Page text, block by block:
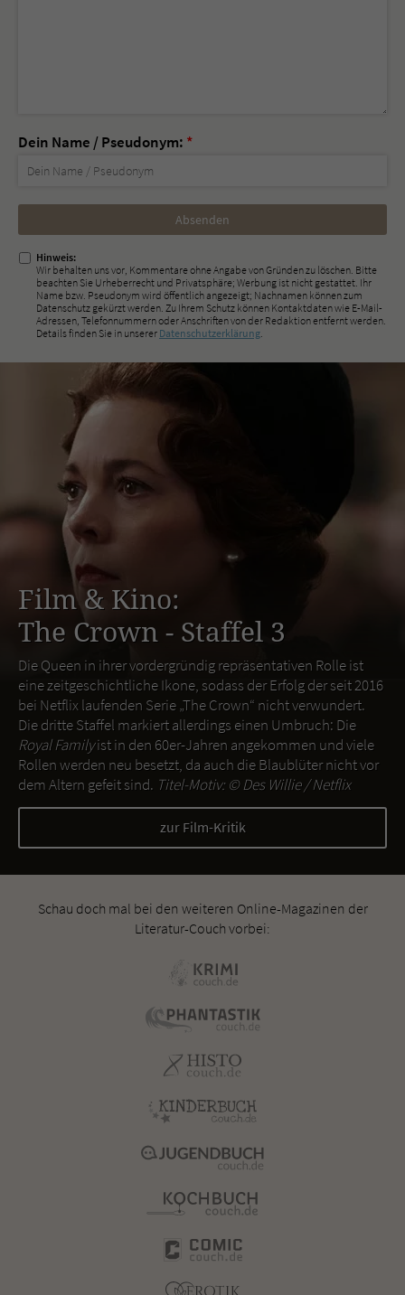
Dein Name / Pseudonym: *
Nicht
ausfüllen!
Hinweis:
Wir behalten uns vor, Kommentare ohne Angabe von Gründen zu löschen. Bitte
beachten Sie Urheberrecht und Privatsphäre; Werbung ist nicht gestattet. Ihr
Name bzw. Pseudonym wird öffentlich angezeigt; Nachnamen können zum
Datenschutz gekürzt werden. Zu Ihrem Schutz können Kontaktdaten wie E-Mail-
Adressen, Telefonnummern oder Anschriften von der Redaktion entfernt werden.
Details finden Sie in unserer Datenschutzerklärung
Film & Kino:
The Crown - Staffel 3
Die Queen in ihrer vordergründig repräsentativen Rolle ist
eine zeitgeschichtliche Ikone, sodass der Erfolg der seit 2016
bei Netflix laufenden Serie „The Crown“ nicht verwundert.
Die dritte Staffel markiert allerdings einen Umbruch: Die
Royal Familyist in den 60er-Jahren angekommen und viele
Rollen werden neu besetzt, da auch die Blaublüter nicht vor
dem Altern gefeit sind. Titel-Motiv: ©Des Willie / Netflix
zur Film-Kritik
Schau doch mal bei den weiteren Online-Magazinen der
Literatur-Couch vorbei: